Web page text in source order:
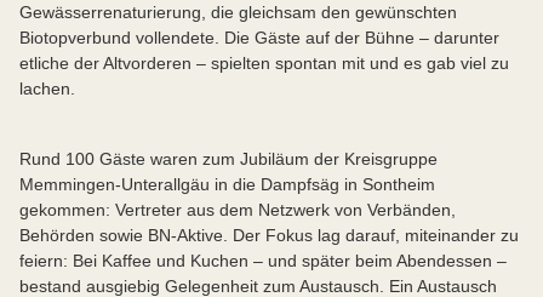
Gewässerrenaturierung, die gleichsam den gewünschten
Biotopverbund vollendete. Die Gäste auf der Bühne – darunter
etliche der Altvorderen – spielten spontan mit und es gab viel zu
lachen.
Rund 100 Gäste waren zum Jubiläum der Kreisgruppe
Memmingen-Unterallgäu in die Dampfsäg in Sontheim
gekommen: Vertreter aus dem Netzwerk von Verbänden,
Behörden sowie BN-Aktive. Der Fokus lag darauf, miteinander zu
feiern: Bei Kaffee und Kuchen – und später beim Abendessen –
bestand ausgiebig Gelegenheit zum Austausch. Ein Austausch